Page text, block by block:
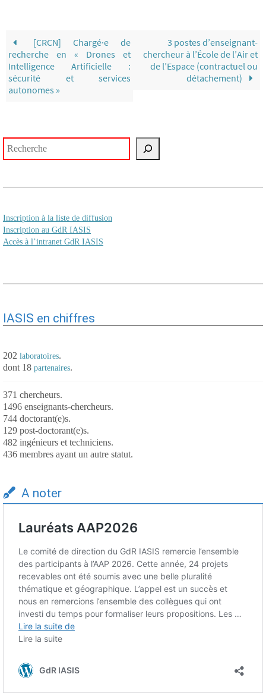
[CRCN] Chargé·e de
recherche en « Drones et
Intelligence Artificielle :
sécurité et services
autonomes »
3 postes d’enseignant-
chercheur à l’École de l’Air et
de l’Espace (contractuel ou
détachement)
Inscription à la liste de diffusion
Inscription au GdR IASIS
Accès à l’intranet GdR IASIS
IASIS en chiffres
202 laboratoires.
dont 18 partenaires.
371 chercheurs.
1496 enseignants-chercheurs.
744 doctorant(e)s.
129 post-doctorant(e)s.
482 ingénieurs et techniciens.
436 membres ayant un autre statut.
A noter